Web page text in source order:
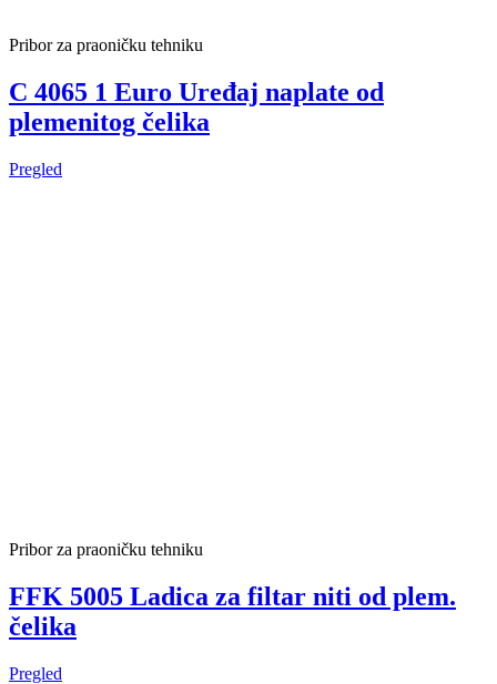
Pribor za praoničku tehniku
C 4065 1 Euro Uređaj naplate od
plemenitog čelika
Pregled
Pribor za praoničku tehniku
FFK 5005 Ladica za filtar niti od plem.
čelika
Pregled